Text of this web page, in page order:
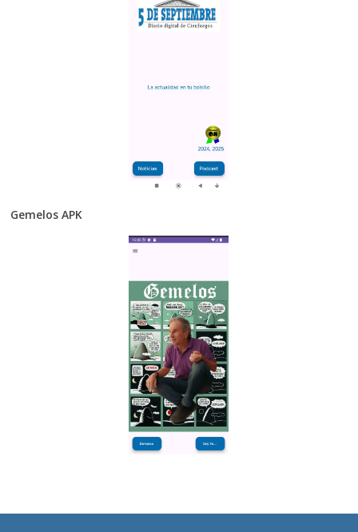
Gemelos APK